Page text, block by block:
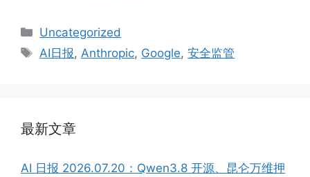
Categories
Uncategorized
Tags
AI日报, Anthropic, Google,安全监管
最新文章
AI 日报 2026.07.20：Qwen3.8 开源、昆仑万维押